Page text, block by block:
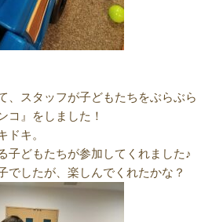
、スタッフが子どもたちをぶらぶら
コ』をしました！
ドキ。
子どもたちが参加してくれました♪
でしたが、楽しんでくれたかな？